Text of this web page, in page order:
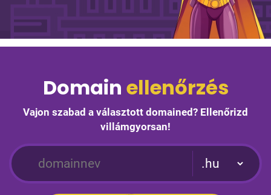
Domain ellenőrzés
Vajon szabad a választott domained? Ellenőrizd
villámgyorsan!